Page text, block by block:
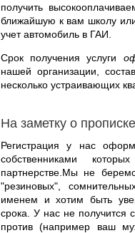
получить
ближайшую к вам школу или
учет автомобиль в ГАИ.
Срок получения услуги
нашей организации,
несколько устраивающих
На заметку о прописке
Регистрация у нас
собственниками
партнерстве.Мы не
"резиновых",
именем и хотим быть
срока. У нас не получится
против (например ваш